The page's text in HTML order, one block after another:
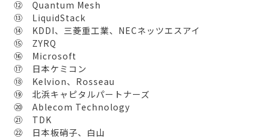
⑫ Quantum Mesh
⑬ LiquidStack
⑭ KDDI、三菱重工業、NECネッツエスアイ
⑮ ZYRQ
⑯ Microsoft
⑰ 日本ケミコン
⑱ Kelvion、Rosseau
⑲ 北浜キャピタルパートナーズ
⑳ Ablecom Technology
㉑ TDK
㉒ 日本板硝子、白山